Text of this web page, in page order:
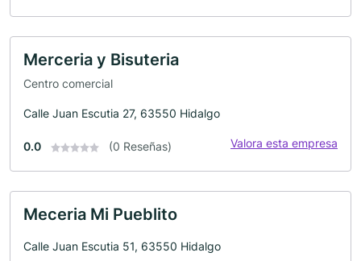
Merceria y Bisuteria
Centro comercial
Calle Juan Escutia 27, 63550 Hidalgo
0.0 (0 Reseñas) Valora esta empresa
Meceria Mi Pueblito
Calle Juan Escutia 51, 63550 Hidalgo